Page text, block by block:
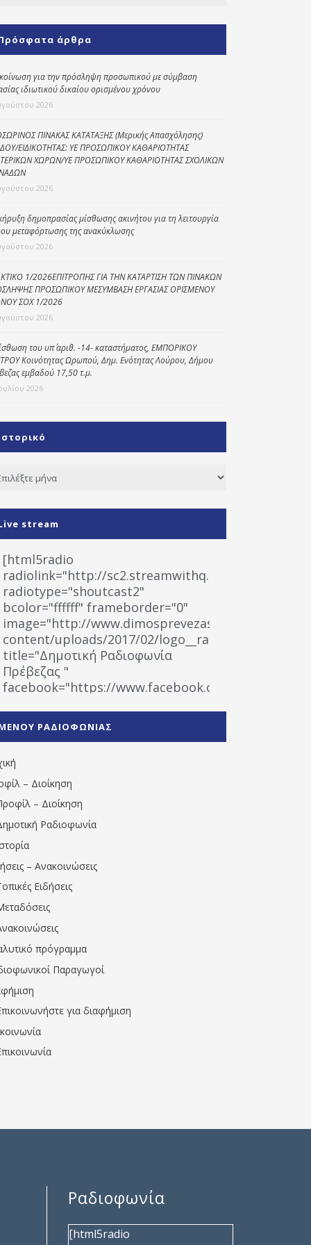
Kοινωνικό
φαρμακείο
Πρόγραμμα
“Βοήθεια στο σπίτι”
Κέντρο Ημερήσιας
Φροντίδας
Ηλικιωμένων
(Κ.Η.Φ.Η.) Πρέβεζας
άρθρα
για την πρόσληψη προσωπικού με σύμβαση
ιδιωτικού δικαίου ορισμένου χρόνου
2026
ΠΙΝΑΚΑΣ ΚΑΤΑΤΑΞΗΣ (Μερικής Απασχόλησης)
ΕΙΔΙΚΟΤΗΤΑΣ: ΥΕ ΠΡΟΣΩΠΙΚΟΥ ΚΑΘΑΡΙΟΤΗΤΑΣ
ΧΩΡΩΝ/ΥΕ ΠΡΟΣΩΠΙΚΟΥ ΚΑΘΑΡΙΟΤΗΤΑΣ ΣΧΟΛΙΚΩΝ
2026
δημοπρασίας μίσθωσης ακινήτου για τη λειτουργία
μεταφόρτωσης της ανακύκλωσης
2026
1/2026ΕΠΙΤΡΟΠΗΣ ΓΙΑ ΤΗΝ ΚΑΤΑΡΤΙΣΗ ΤΩΝ ΠΙΝΑΚΩΝ
ΠΡΟΣΩΠΙΚΟΥ ΜΕΣΥΜΒΑΣΗ ΕΡΓΑΣΙΑΣ ΟΡΙΣΜΕΝΟΥ
ΣΟΧ 1/2026
2026
του υπ΄ αριθ. -14- καταστήματος, ΕΜΠΟΡΙΚΟΥ
Κοινότητας Ωρωπού, Δημ. Ενότητας Λούρου, Δήμου
εμβαδού 17,50 τ.μ.
2026
stream
[html5radio
radiolink="http://sc2.streamwithq.com:8028/
radiotype="shoutcast2"
bcolor="ffffff" frameborder="0"
image="http://www.dimosprevezas.gr/wp-
content/uploads/2017/02/logo__radiofonias.jpg"
title="Δημοτική Ραδιοφωνία
Πρέβεζας "
facebook="https://www.facebook.com/
1531194763766854/" artist="" ]
ΡΑΔΙΟΦΩΝΙΑΣ
– Διοίκηση
– Διοίκηση
Ραδιοφωνία
– Ανακοινώσεις
Ειδήσεις
πρόγραμμα
Παραγωγοί
για διαφήμιση
Ραδιοφωνία
[html5radio